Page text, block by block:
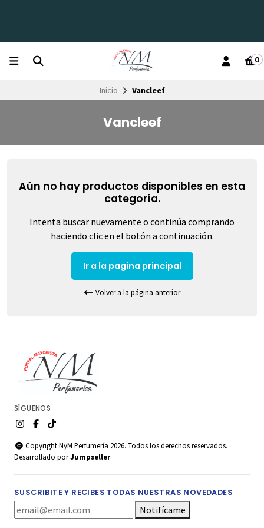
0
Inicio Vancleef
Vancleef
Aún no hay productos disponibles en esta
categoría.
Intenta buscar nuevamente o continúa comprando
haciendo clic en el botón a continuación.
Ir a la pagina principal
Volver a la página anterior
SÍGUENOS
Copyright NyM Perfumería 2026. Todos los derechos reservados.
Desarrollado porJumpseller.
SUSCRIBITE Y RECIBES TODAS NUESTRAS NOVEDADES
Notifícame